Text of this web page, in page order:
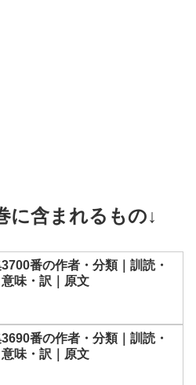
に含まれるもの↓
番の作者・分類｜訓読・
味・訳｜原文
番の作者・分類｜訓読・
味・訳｜原文